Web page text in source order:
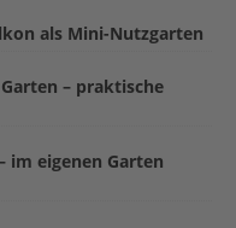
als Mini-Nutzgarten
– praktische
im eigenen Garten